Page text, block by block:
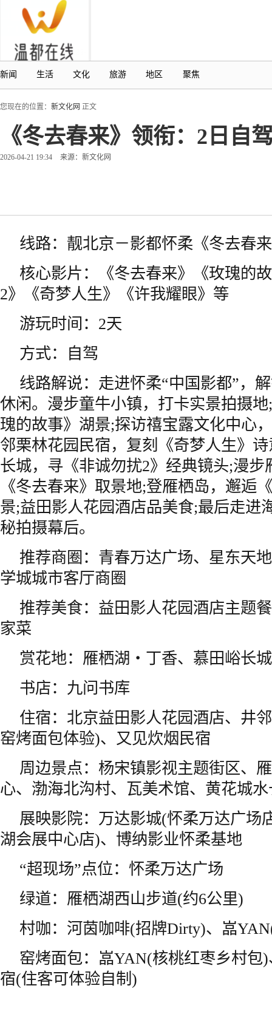
新闻 生活 文化 旅游 地区 聚焦
您现在的位置： 新文化网 正文
《冬去春来》领衔：2日自
2026-04-21 19:34 来源：新文化网
线路：靓北京－影都怀柔《冬去春
核心影片：《冬去春来》《玫瑰的
2》《奇梦人生》《许我耀眼》等
游玩时间：2天
方式：自驾
线路解说：走进怀柔“中国影都”，
休闲。漫步童牛小镇，打卡实景拍摄
瑰的故事》湖景;探访禧宝露文化中心
邻栗林花园民宿，复刻《奇梦人生》
长城，寻《非诚勿扰2》经典镜头;漫步
《冬去春来》取景地;登雁栖岛，邂逅
景;益田影人花园酒店品美食;最后走进
秘拍摄幕后。
推荐商圈：青春万达广场、星东天
学城城市客厅商圈
推荐美食：益田影人花园酒店主题
家菜
赏花地：雁栖湖・丁香、慕田峪长
书店：九问书库
住宿：北京益田影人花园酒店、井
窑烤面包体验)、又见炊烟民宿
周边景点：杨宋镇影视主题街区、
心、渤海北沟村、瓦美术馆、黄花城
展映影院：万达影城(怀柔万达广场
湖会展中心店)、博纳影业怀柔基地
“超现场”点位：怀柔万达广场
绿道：雁栖湖西山步道(约6公里)
村咖：河茵咖啡(招牌Dirty)、嵓
窑烤面包：嵓YAN(核桃红枣乡村包
宿(住客可体验自制)